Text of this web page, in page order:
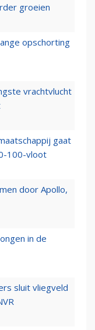
groeien
opschorting
vrachtvlucht
gaat
100-vloot
door Apollo,
in de
sluit vliegveld